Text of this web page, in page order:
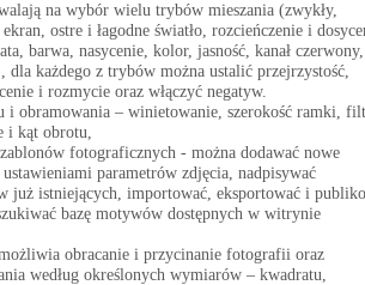
na wybór wielu trybów mieszania (zwykły,
ostre i łagodne światło, rozcieńczenie i
barwa, nasycenie, kolor, jasność, kanał czerwony,
dla każdego z trybów można ustalić przejrzystość,
i rozmycie oraz włączyć negatyw.
i obramowania – winietowanie, szerokość ramki,
i kąt obrotu,
fotograficznych - można dodawać nowe
parametrów zdjęcia, nadpisywać
już istniejących, importować, eksportować i
bazę motywów dostępnych w witrynie
obracanie i przycinanie fotografii oraz
według określonych wymiarów – kwadratu,